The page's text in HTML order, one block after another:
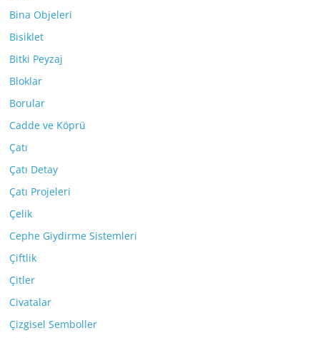
Bina Objeleri
Bisiklet
Bitki Peyzaj
Bloklar
Borular
Cadde ve Köprü
Çatı
Çatı Detay
Çatı Projeleri
Çelik
Cephe Giydirme Sistemleri
Çiftlik
Çitler
Civatalar
Çizgisel Semboller